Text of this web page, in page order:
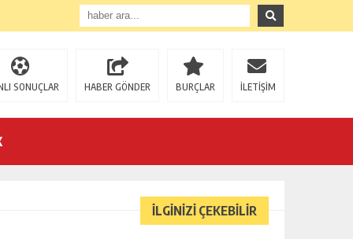
SONUÇLAR HABER GÖNDER BURÇLAR İLETİŞİM
İLGİNİZİ ÇEKEBİLİR